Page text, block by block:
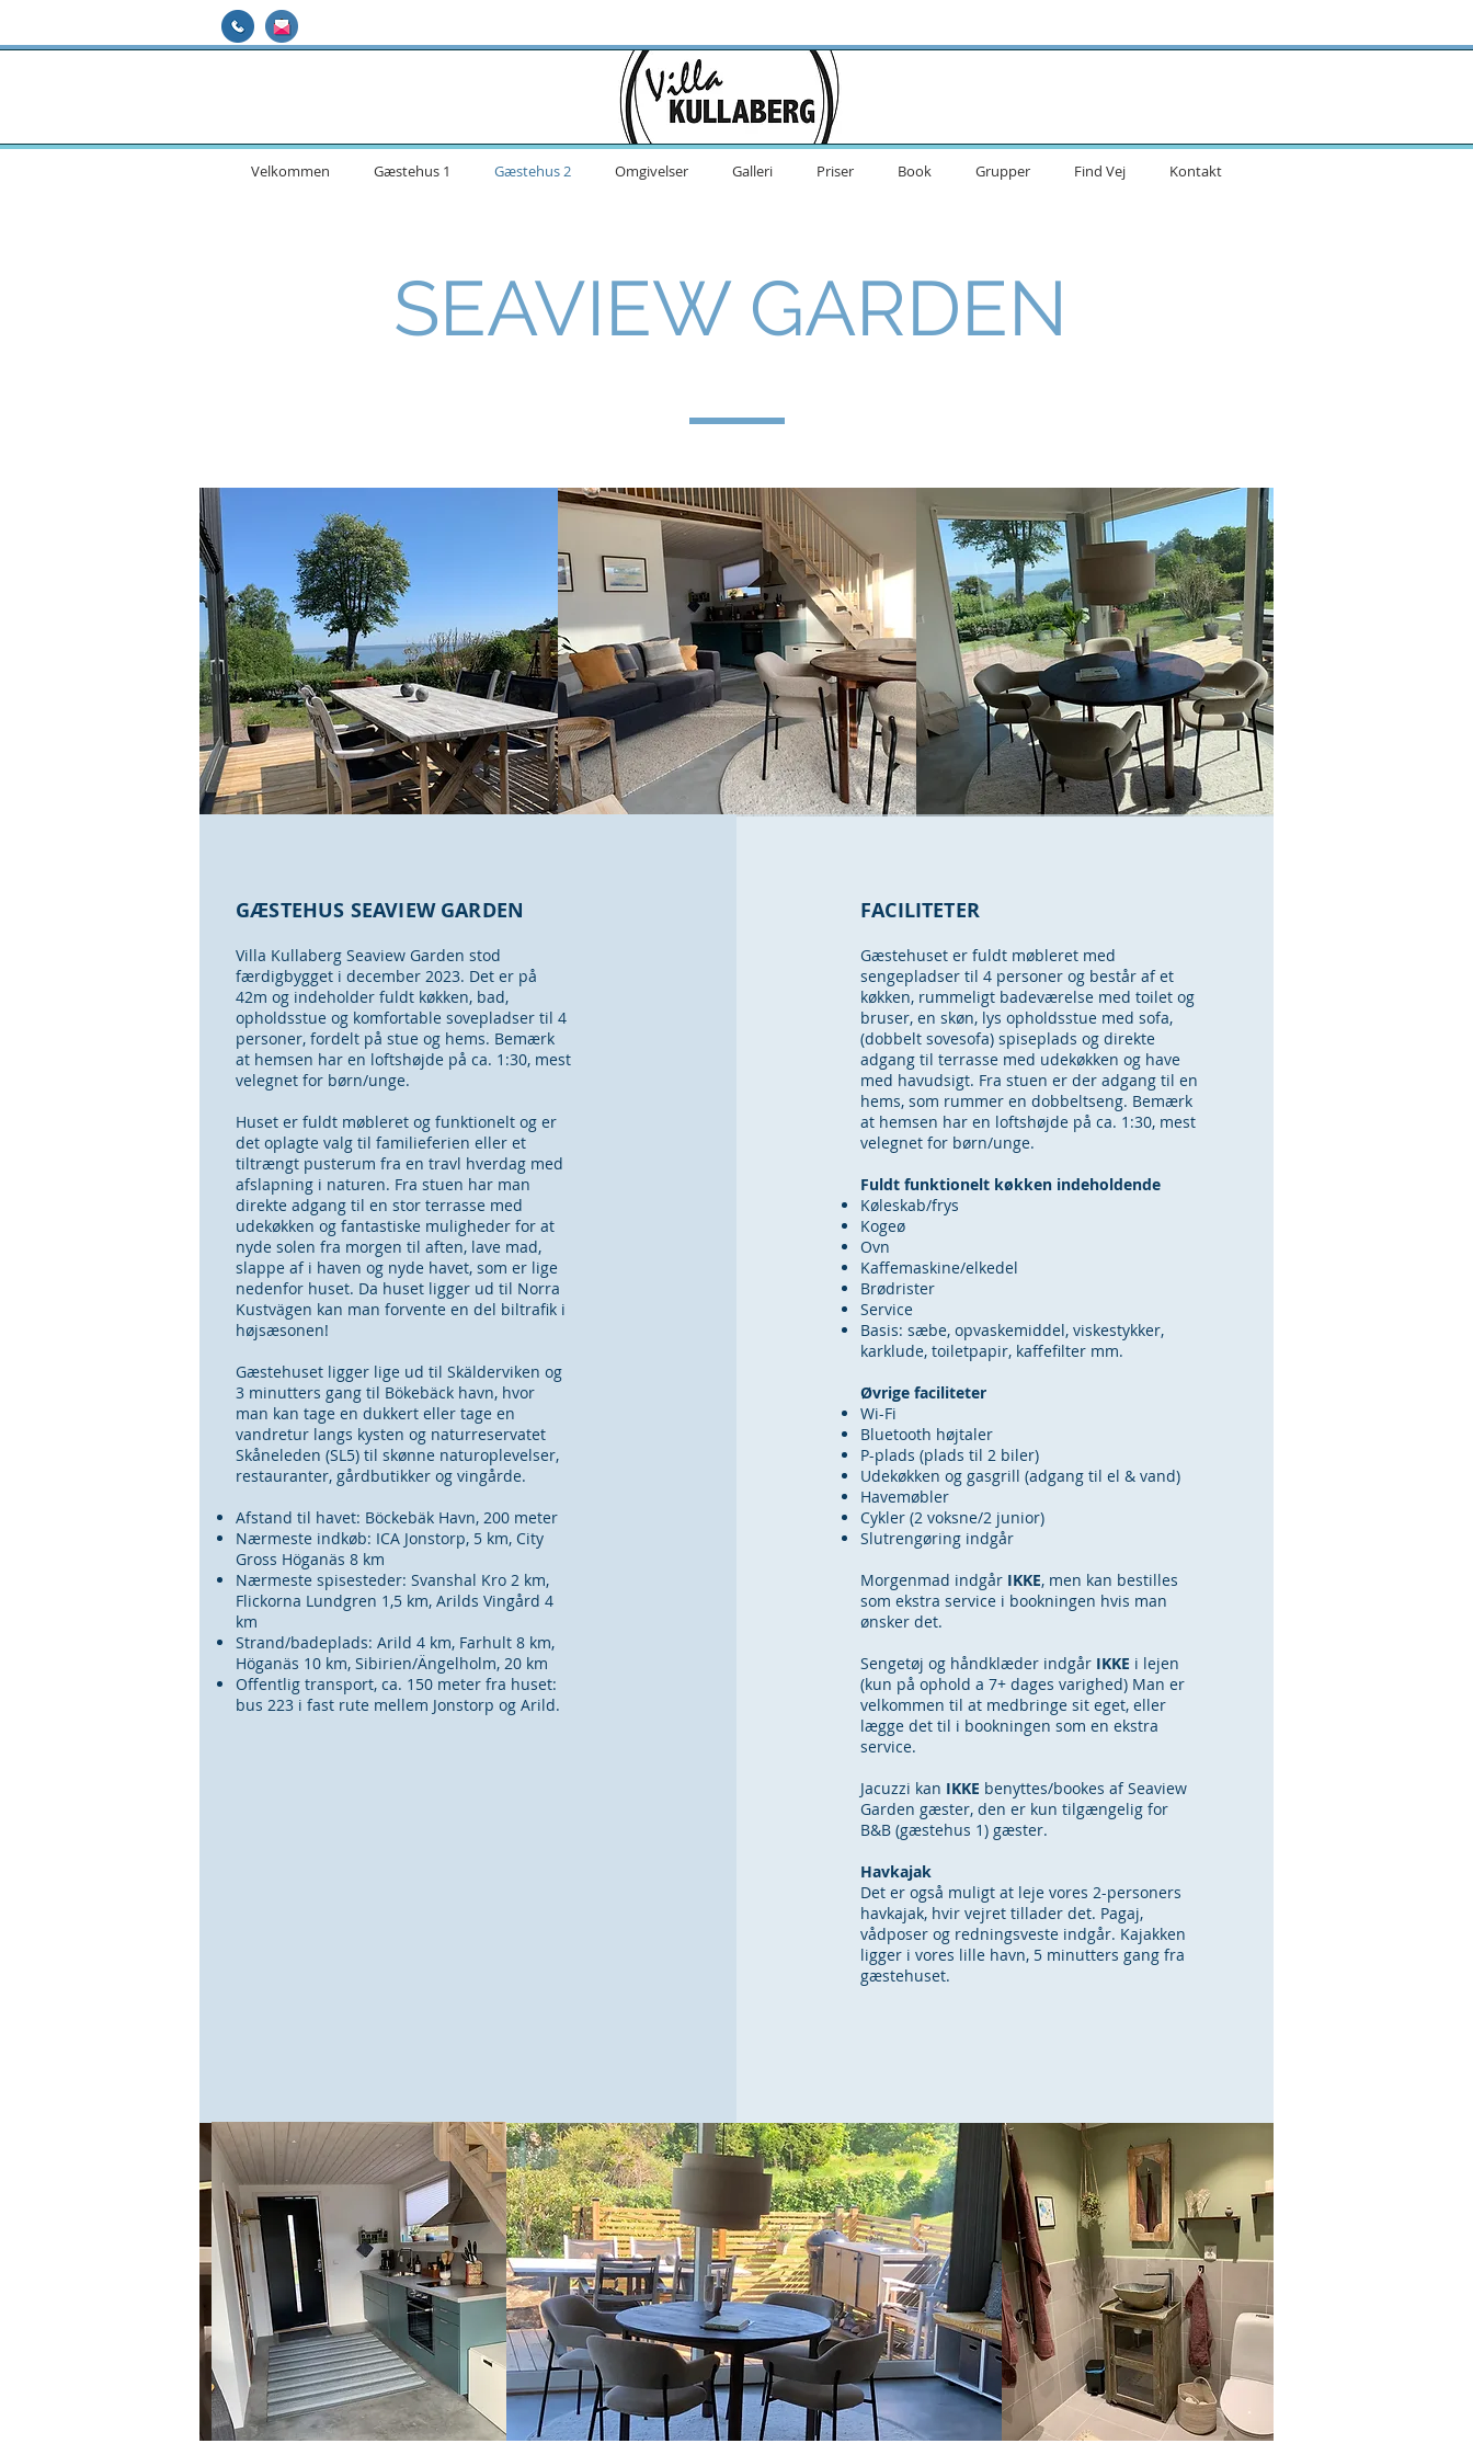
Velkommen Gæstehus 1 Gæstehus 2 Omgivelser Galleri Priser Book Grupper Find Vej Kontakt
SEAVIEW GARDEN
GÆSTEHUS SEAVIEW GARDEN
Villa Kullaberg Seaview Garden stod
færdigbygget i december 2023. Det er på
42m og indeholder fuldt køkken, bad,
opholdsstue og komfortable sovepladser til 4
personer, fordelt på stue og hems. Bemærk
at hemsen har en loftshøjde på ca. 1:30, mest
velegnet for børn/unge.
Huset er fuldt møbleret og funktionelt og er
det oplagte valg til familieferien eller et
tiltrængt pusterum fra en travl hverdag med
afslapning i naturen. Fra stuen har man
direkte adgang til en stor terrasse med
udekøkken og fantastiske muligheder for at
nyde solen fra morgen til aften, lave mad,
slappe af i haven og nyde havet, som er lige
nedenfor huset. Da huset ligger ud til Norra
Kustvägen kan man forvente en del biltrafik i
højsæsonen!
Gæstehuset ligger lige ud til Skälderviken og
3 minutters gang til Bökebäck havn, hvor
man kan tage en dukkert eller tage en
vandretur langs kysten og naturreservatet
Skåneleden (SL5) til skønne naturoplevelser,
restauranter, gårdbutikker og vingårde.
Afstand til havet: Böckebäk Havn, 200 meter
Nærmeste indkøb: ICA Jonstorp, 5 km, City
Gross Höganäs 8 km
Nærmeste spisesteder: Svanshal Kro 2 km,
Flickorna Lundgren 1,5 km, Arilds Vingård 4
km
Strand/badeplads: Arild 4 km, Farhult 8 km,
Höganäs 10 km, Sibirien/Ängelholm, 20 km
Offentlig transport, ca. 150 meter fra huset:
bus 223 i fast rute mellem Jonstorp og Arild.
FACILITETER
Gæstehuset er fuldt møbleret med
sengepladser til 4 personer og består af et
køkken, rummeligt badeværelse med toilet og
bruser, en skøn, lys opholdsstue med sofa,
(dobbelt sovesofa) spiseplads og direkte
adgang til terrasse med udekøkken og have
med havudsigt. Fra stuen er der adgang til en
hems, som rummer en dobbeltseng. Bemærk
at hemsen har en loftshøjde på ca. 1:30, mest
velegnet for børn/unge.
Fuldt funktionelt køkken indeholdende
Køleskab/frys
Kogeø
Ovn
Kaffemaskine/elkedel
Brødrister
Service
Basis: sæbe, opvaskemiddel, viskestykker,
karklude, toiletpapir, kaffefilter mm.
Øvrige faciliteter
Wi-Fi
Bluetooth højtaler
P-plads (plads til 2 biler)
Udekøkken og gasgrill (adgang til el & vand)
Havemøbler
Cykler (2 voksne/2 junior)
Slutrengøring indgår
Morgenmad indgår IKKE, men kan bestilles
som ekstra service i bookningen hvis man
ønsker det.
Sengetøj og håndklæder indgår IKKE i lejen
(kun på ophold a 7+ dages varighed) Man er
velkommen til at medbringe sit eget, eller
lægge det til i bookningen som en ekstra
service.
Jacuzzi kan IKKE benyttes/bookes af Seaview
Garden gæster, den er kun tilgængelig for
B&B (gæstehus 1) gæster.
Havkajak
Det er også muligt at leje vores 2-personers
havkajak, hvir vejret tillader det. Pagaj,
vådposer og redningsveste indgår. Kajakken
ligger i vores lille havn, 5 minutters gang fra
gæstehuset.